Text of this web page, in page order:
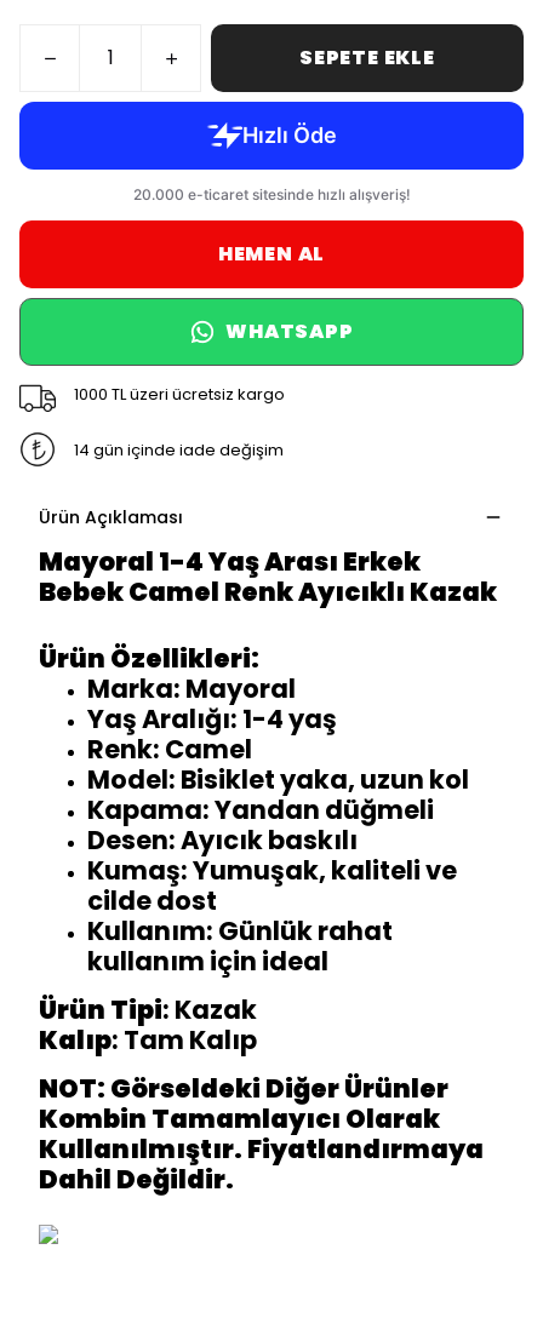
SEPETE EKLE
HEMEN AL
WHATSAPP
1000 TL üzeri ücretsiz kargo
14 gün içinde iade değişim
Ürün Açıklaması
Mayoral 1-4 Yaş Arası Erkek
Bebek Camel Renk Ayıcıklı Kazak
Ürün Özellikleri:
Marka: Mayoral
Yaş Aralığı: 1-4 yaş
Renk: Camel
Model: Bisiklet yaka, uzun kol
Kapama: Yandan düğmeli
Desen: Ayıcık baskılı
Kumaş: Yumuşak, kaliteli ve
cilde dost
Kullanım: Günlük rahat
kullanım için ideal
Ürün Tipi: Kazak
Kalıp: Tam Kalıp
NOT: Görseldeki Diğer Ürünler
Kombin Tamamlayıcı Olarak
Kullanılmıştır. Fiyatlandırmaya
Dahil Değildir.